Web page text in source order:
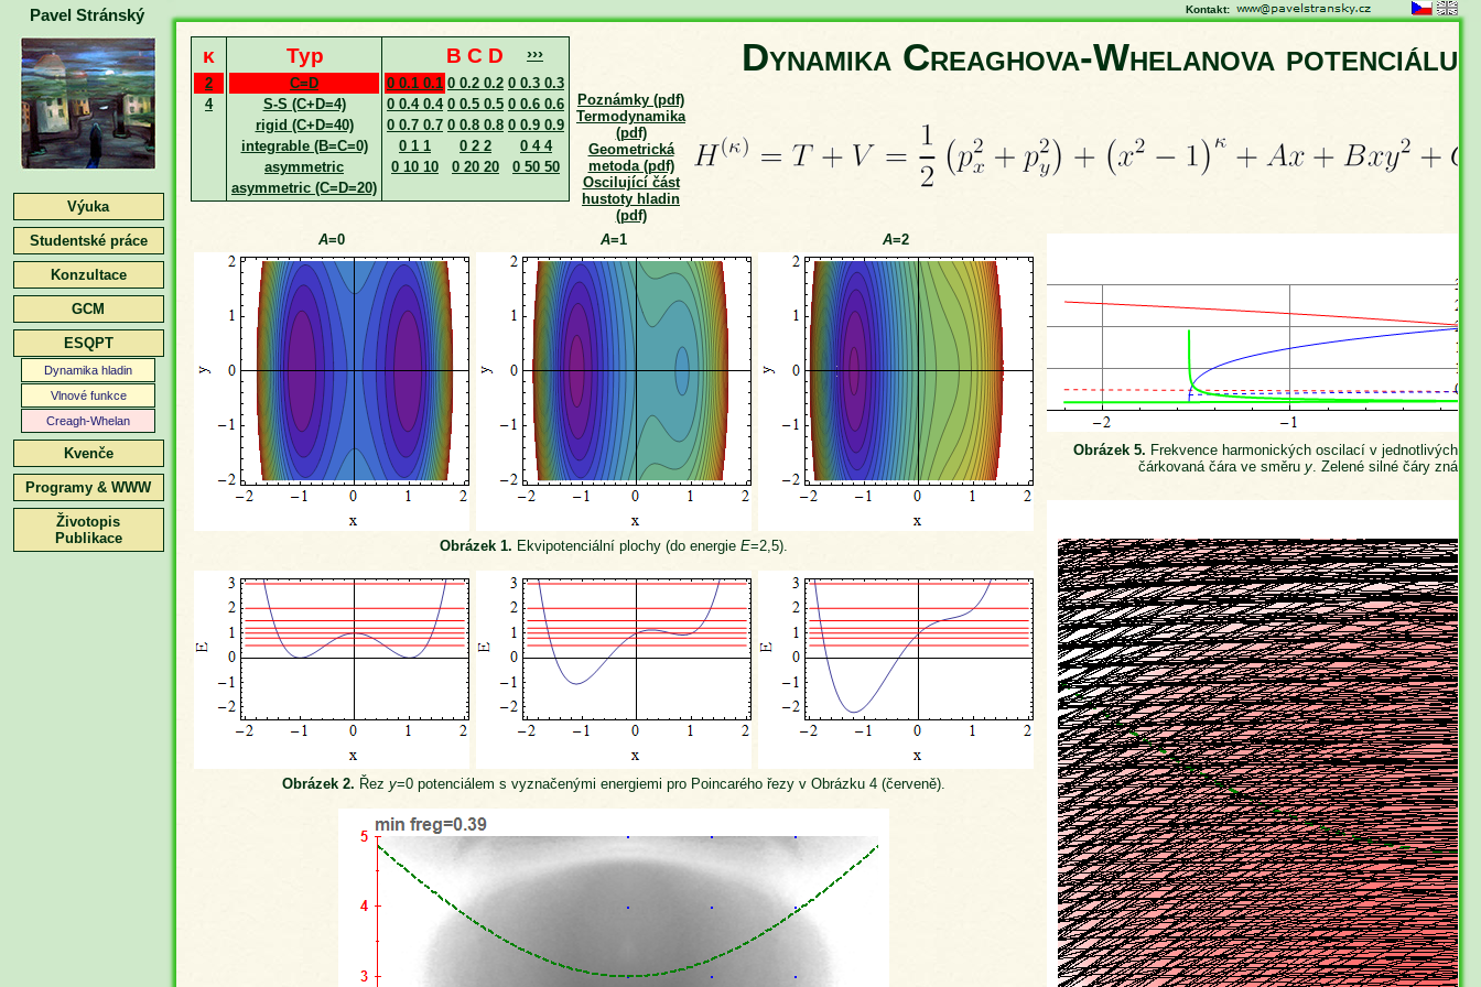
Pavel Stránský Kontakt:
Výuka
Studentské práce
Konzultace
GCM
ESQPT
Dynamika hladin
Vlnové funkce
Creagh-Whelan
Kvenče
Programy & WWW
Životopis
Publikace
κ
2
4
Typ
C=D
S-S (C+D=4)
rigid (C+D=40)
integrable (B=C=0)
asymmetric
asymmetric (C=D=20)
B C D ›››
0 0.1 0.1 0 0.2 0.2 0 0.3 0.3
0 0.4 0.4 0 0.5 0.5 0 0.6 0.6
0 0.7 0.7 0 0.8 0.8 0 0.9 0.9
0 1 1
0 2 2
0 4 4
0 10 10
0 20 20 0 50 50
Dynamika Creaghova-Whelanova potenciálu
Poznámky (pdf)
Termodynamika
(pdf)
Geometrická
metoda (pdf)
Oscilující část
hustoty hladin
(pdf)
A=0 A=1 A=2
Obrázek 1. Ekvipotenciální plochy (do energie E=2,5).
Obrázek 2. Řez y=0 potenciálem s vyznačenými energiemi pro Poincarého řezy v Obrázku 4 (červeně).
Obrázek 5. Frekvence harmonických oscilací v jednotlivých
čárkovaná čára ve směru y. Zelené silné čáry